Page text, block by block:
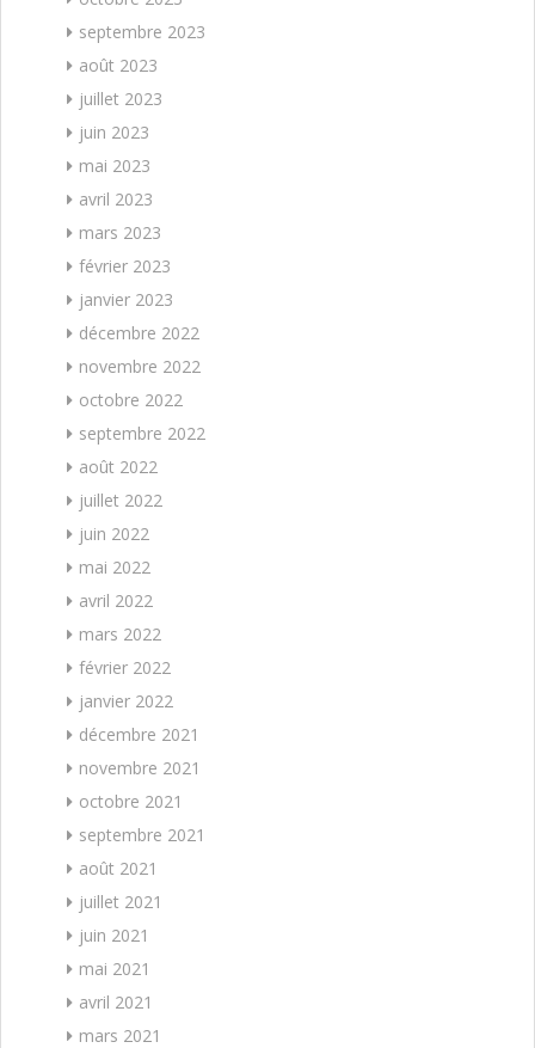
septembre 2023
août 2023
juillet 2023
juin 2023
mai 2023
avril 2023
mars 2023
février 2023
janvier 2023
décembre 2022
novembre 2022
octobre 2022
septembre 2022
août 2022
juillet 2022
juin 2022
mai 2022
avril 2022
mars 2022
février 2022
janvier 2022
décembre 2021
novembre 2021
octobre 2021
septembre 2021
août 2021
juillet 2021
juin 2021
mai 2021
avril 2021
mars 2021